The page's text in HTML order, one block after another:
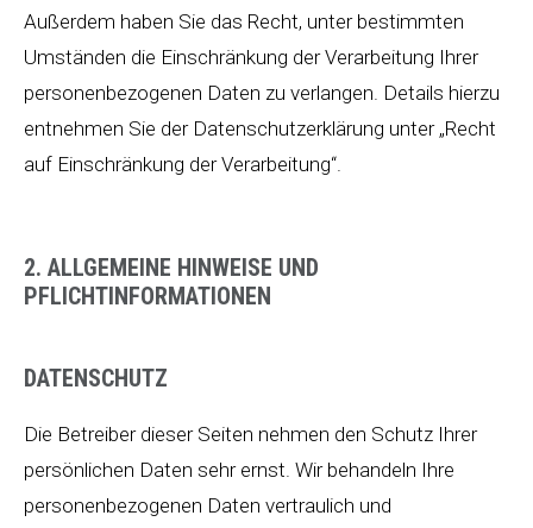
Außerdem haben Sie das Recht, unter bestimmten
Umständen die Einschränkung der Verarbeitung Ihrer
personenbezogenen Daten zu verlangen. Details hierzu
entnehmen Sie der Datenschutzerklärung unter „Recht
auf Einschränkung der Verarbeitung“.
2. ALLGEMEINE HINWEISE UND
PFLICHTINFORMATIONEN
DATENSCHUTZ
Die Betreiber dieser Seiten nehmen den Schutz Ihrer
persönlichen Daten sehr ernst. Wir behandeln Ihre
personenbezogenen Daten vertraulich und